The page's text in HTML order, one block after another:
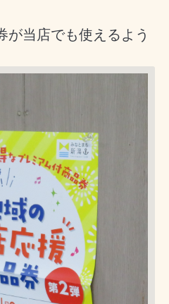
が当店でも使えるよう